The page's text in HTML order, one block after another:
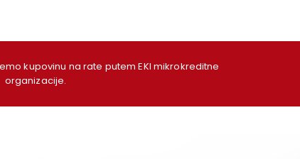
kupovinu na rate putem EKI mikrokreditne
organizacije.